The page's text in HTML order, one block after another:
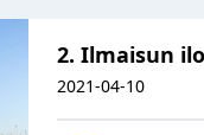
2. Ilmaisun
2021-04-10